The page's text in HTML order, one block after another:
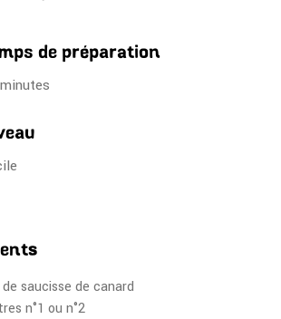
de préparation
saucisse de canard
n°1 ou n°2